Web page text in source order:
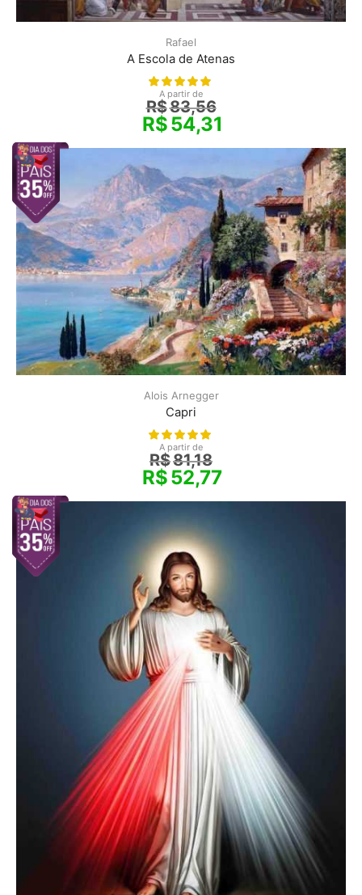
Rafael
A Escola de Atenas
A partir de
R$83,56
R$54,31
Alois Arnegger
Capri
A partir de
R$81,18
R$52,77